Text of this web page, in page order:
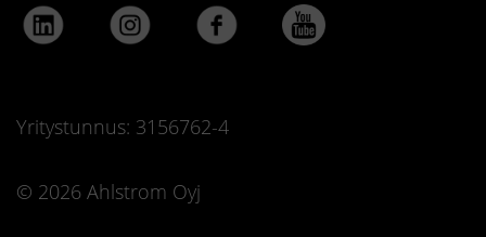
Yritystunnus: 3156762-4
© 2026 Ahlstrom Oyj